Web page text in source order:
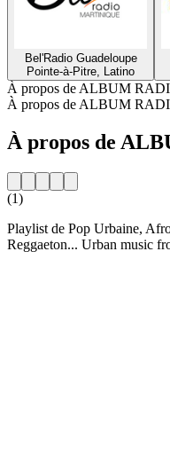
Bel'Radio Guadeloupe
Pointe-à-Pitre, Latino
À propos de ALBUM
À propos de ALBUM
À propos de
(1)
Playlist de Pop Urbaine,
Reggaeton... Urban music